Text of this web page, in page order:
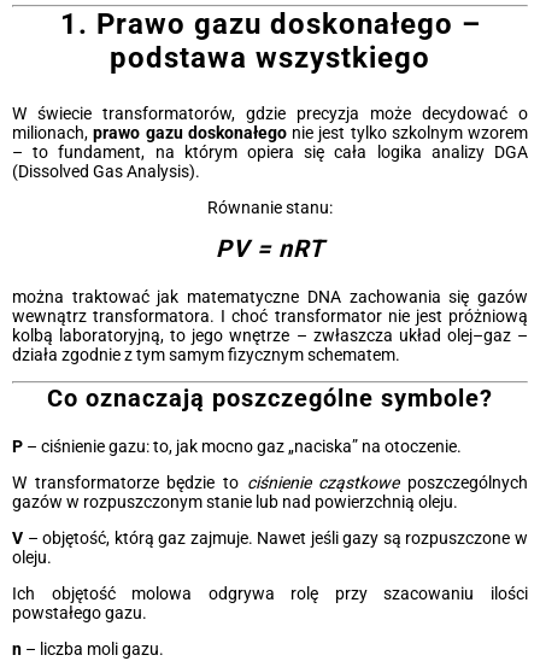
1. Prawo gazu doskonałego –
podstawa wszystkiego
W świecie transformatorów, gdzie precyzja może decydować o
milionach,prawo gazu doskonałegonie jest tylko szkolnym wzorem
– to fundament, na którym opiera się cała logika analizy DGA
(Dissolved Gas Analysis).
Równanie stanu:
PV = nRT
można traktować jak matematyczne DNA zachowania się gazów
wewnątrz transformatora. I choć transformator nie jest próżniową
kolbą laboratoryjną, to jego wnętrze – zwłaszcza układ olej–gaz –
działa zgodnie z tym samym fizycznym schematem.
Co oznaczają poszczególne symbole?
P – ciśnienie gazu: to, jak mocno gaz „naciska” na otoczenie.
W transformatorze będzie to ciśnienie cząstkoweposzczególnych
gazów w rozpuszczonym stanie lub nad powierzchnią oleju.
V – objętość, którą gaz zajmuje. Nawet jeśli gazy są rozpuszczone w
oleju.
Ich objętość molowa odgrywa rolę przy szacowaniu ilości
powstałego gazu.
n – liczba moli gazu.